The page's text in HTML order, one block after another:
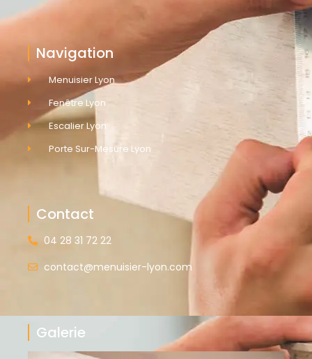
Navigation
Menuisier Lyon
Fenêtre Lyon
Escalier Lyon
Porte Sur-Mesure Lyon
Contact
04 28 31 72 22
contact@menuisier-lyon.com
Galerie